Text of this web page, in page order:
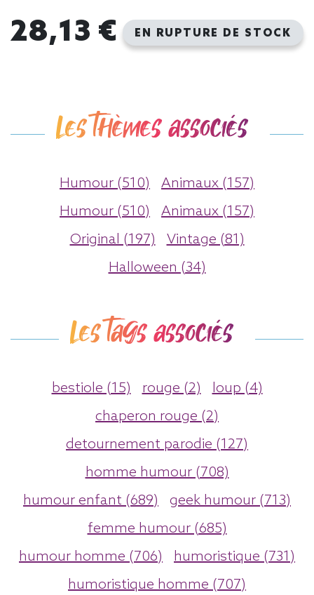
28,13 € EN RUPTURE DE STOCK
Les thèmes associés
Humour (510)
Animaux (157)
Humour (510)
Animaux (157)
Original (197)
Vintage (81)
Halloween (34)
Les tags associés
bestiole (15) rouge (2)
loup (4)
chaperon rouge (2)
detournement parodie (127)
homme humour (708)
humour enfant (689)
geek humour (713)
femme humour (685)
humour homme (706)
humoristique (731)
humoristique homme (707)